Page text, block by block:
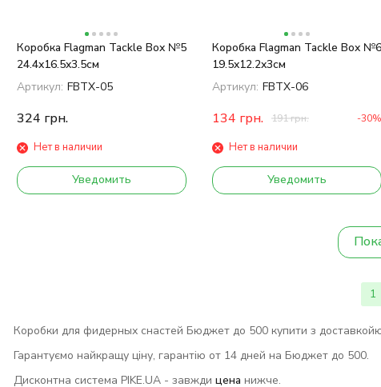
Коробка Flagman Tackle Box №5
24.4x16.5x3.5см
Артикул: FBTX-05
324 грн.
Нет в наличии
Уведомить
Коробка Flagman Tackle Box №6
19.5x12.2x3см
Артикул: FBTX-06
134 грн. 191грн. -30%
Нет в наличии
Уведомить
1
Коробки для фидерных снастей Бюджет до 500 купити з доставкойю
Гарантуємо найкращу ціну, гарантію от 14 дней на Бюджет до 500.
Дисконтна система PIKE.UA - завжди цена нижче.